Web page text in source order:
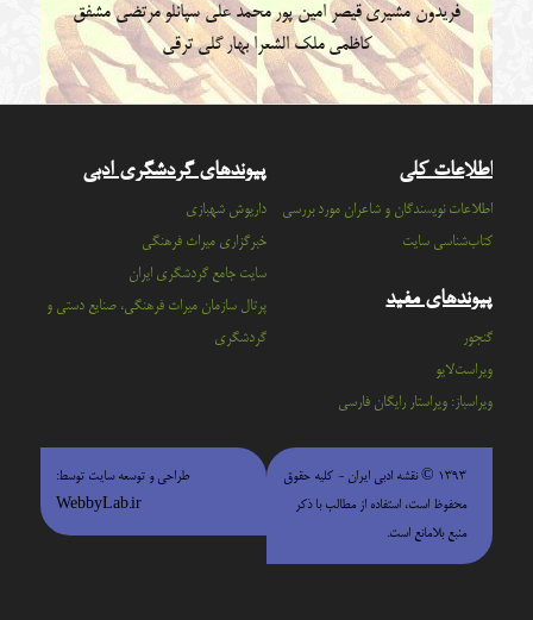
فریدون مشیری قیصر امین پور محمد علی سپانلومرتضی مشفق
کاظمی ملک الشعرا بهار گلی ترقی
اطلاعات کلی
اطلاعات نویسندگان و شاعران مورد بررسی
کتاب‌شناسی سایت
پیوندهای مفید
گنجور
ویراست‌لایو
ویراسباز: ویراستار رایگان فارسی
پیوندهای گردشگری ادبی
داریوش شهبازی
خبرگزاری میراث فرهنگی
سايت جامع گردشگري ايران
پرتال سازمان ميراث فرهنگي، صنايع دستي و
گردشگري
۱۳۹۳ © نقشه ادبی ایران - كليه حقوق
محفوظ است، استفاده از مطالب با ذكر
منبع بلامانع است.
طراحی و توسعه سایت توسط:
WebbyLab.ir